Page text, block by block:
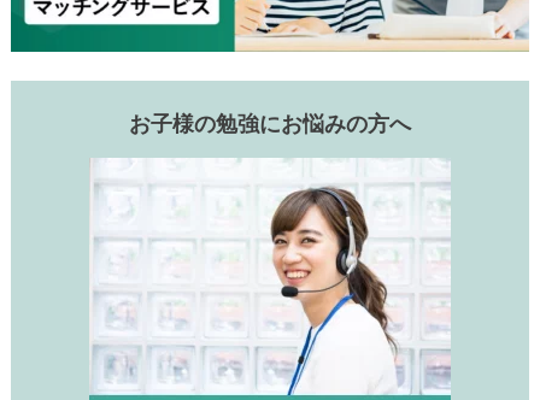
お子様の勉強にお悩みの方へ